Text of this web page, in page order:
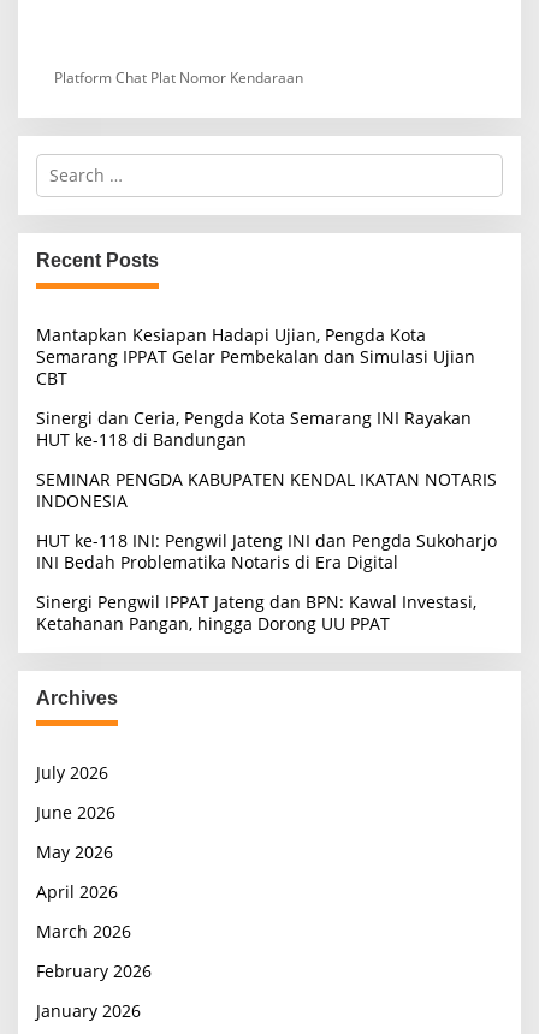
Platform Chat Plat Nomor Kendaraan
S
r
c
h
f
r
:
Recent Posts
Mantapkan Kesiapan Hadapi Ujian, Pengda Kota
Semarang IPPAT Gelar Pembekalan dan Simulasi Ujian
CBT
Sinergi dan Ceria, Pengda Kota Semarang INI Rayakan
HUT ke-118 di Bandungan
SEMINAR PENGDA KABUPATEN KENDAL IKATAN NOTARIS
INDONESIA
HUT ke-118 INI: Pengwil Jateng INI dan Pengda Sukoharjo
INI Bedah Problematika Notaris di Era Digital
Sinergi Pengwil IPPAT Jateng dan BPN: Kawal Investasi,
Ketahanan Pangan, hingga Dorong UU PPAT
Archives
July 2026
June 2026
May 2026
April 2026
March 2026
February 2026
January 2026